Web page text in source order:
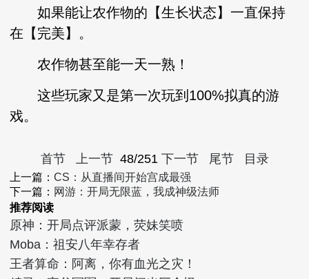
如果能让农作物的【生长状态】一直保持
在【完美】。
农作物甚至能一天一熟！
这些玩家又是第一次玩到100%拟真的游
戏。
首节 上一节 48/251 下一节 尾节 目录
上一篇：CS：从直播间开始宫成最强
下一篇： 网游：开局无限蓝，我成神级法师
推荐阅读
原神：开局点评派蒙，荧妹笑喷
Moba：祖安八年幸存者
王者算命：阿离，你有血光之灾！